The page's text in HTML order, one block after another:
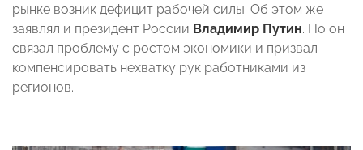
рынке возник дефицит рабочей силы. Об этом же
заявлял и президент России Владимир Путин. Но он
связал проблему с ростом экономики и призвал
компенсировать нехватку рук работниками из
регионов.